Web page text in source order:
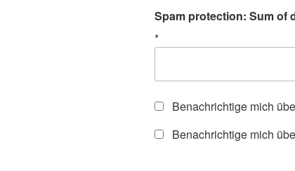
Spam protection: Sum of
*
Benachrichtige mich
Benachrichtige mich